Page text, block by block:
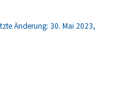
Änderung: 30. Mai 2023,